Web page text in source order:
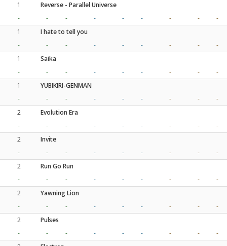
1
Reverse - Parallel Universe
-
- - - - - - -
-
1
I hate to tell you
-
- - - - - - -
-
1
Saika
-
- - - - - - -
-
1
YUBIKIRI-GENMAN
-
- - - - - - -
-
2
Evolution Era
-
- - - - - - -
-
2
Invite
-
- - - - - - -
-
2
Run Go Run
-
- - - - - - -
-
2
Yawning Lion
-
- - - - - - -
-
2
Pulses
-
- - - - - - -
-